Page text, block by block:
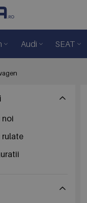
Audi SEAT
noi
rulate